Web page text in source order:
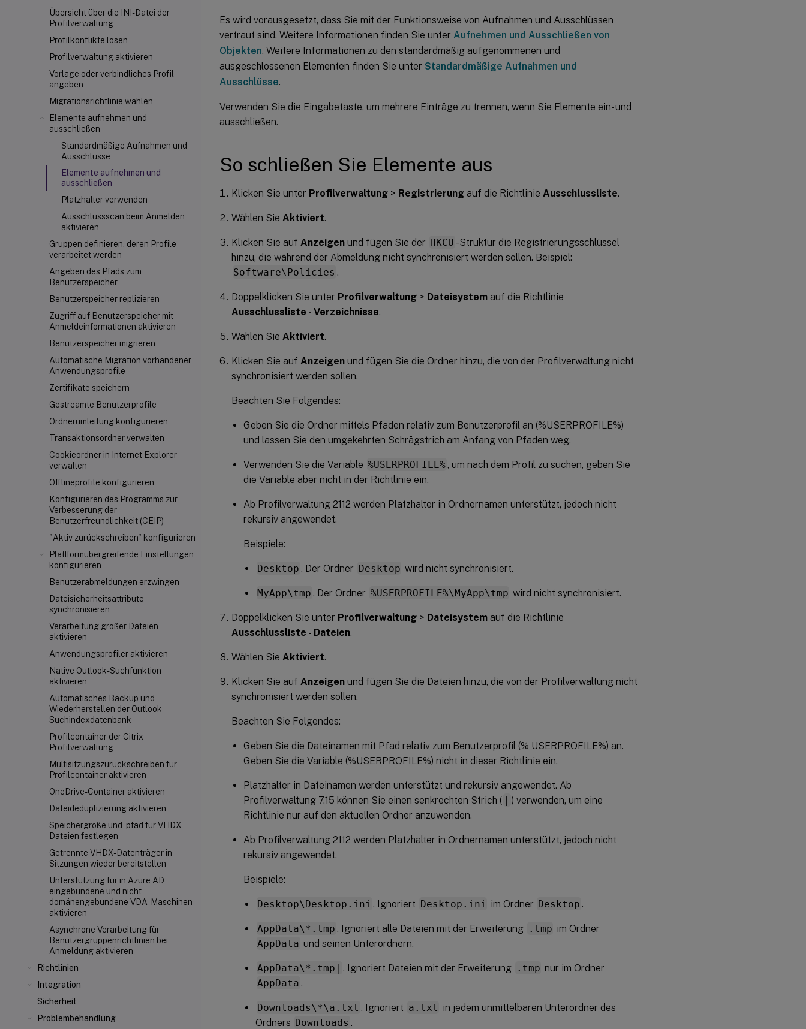
Übersicht über die INI-Datei der
Profilverwaltung
Profilkonflikte lösen
Profilverwaltung aktivieren
Vorlage oder verbindliches Profil
angeben
Migrationsrichtlinie wählen
Elemente aufnehmen und
ausschließen
Standardmäßige Aufnahmen und
Ausschlüsse
Elemente aufnehmen und
ausschließen
Platzhalter verwenden
Ausschlussscan beim Anmelden
aktivieren
Gruppen definieren, deren Profile
verarbeitet werden
Angeben des Pfads zum
Benutzerspeicher
Benutzerspeicher replizieren
Zugriff auf Benutzerspeicher mit
Anmeldeinformationen aktivieren
Benutzerspeicher migrieren
Automatische Migration vorhandener
Anwendungsprofile
Zertifikate speichern
Gestreamte Benutzerprofile
Ordnerumleitung konfigurieren
Transaktionsordner verwalten
Cookieordner in Internet Explorer
verwalten
Offlineprofile konfigurieren
Konfigurieren des Programms zur
Verbesserung der
Benutzerfreundlichkeit (CEIP)
"Aktiv zurückschreiben" konfigurieren
Plattformübergreifende Einstellungen
konfigurieren
Benutzerabmeldungen erzwingen
Dateisicherheitsattribute
synchronisieren
Verarbeitung großer Dateien
aktivieren
Anwendungsprofiler aktivieren
Native Outlook-Suchfunktion
aktivieren
Automatisches Backup und
Wiederherstellen der Outlook-
Suchindexdatenbank
Profilcontainer der Citrix
Profilverwaltung
Multisitzungszurückschreiben für
Profilcontainer aktivieren
OneDrive-Container aktivieren
Dateideduplizierung aktivieren
Speichergröße und -pfad für VHDX-
Dateien festlegen
Getrennte VHDX-Datenträger in
Sitzungen wieder bereitstellen
Unterstützung für in Azure AD
eingebundene und nicht
domänengebundene VDA-Maschinen
aktivieren
Asynchrone Verarbeitung für
Benutzergruppenrichtlinien bei
Anmeldung aktivieren
Richtlinien
Integration
Sicherheit
Problembehandlung
Es wird vorausgesetzt, dass Sie mit der Funktionsweise von Aufnahmen und Ausschlüssen
vertraut sind. Weitere Informationen finden Sie unter Aufnehmen und Ausschließen von
Objekten. Weitere Informationen zu den standardmäßig aufgenommenen und
ausgeschlossenen Elementen finden Sie unter Standardmäßige Aufnahmen und
Ausschlüsse.
Verwenden Sie die Eingabetaste, um mehrere Einträge zu trennen, wenn Sie Elemente ein- und
ausschließen.
So schließen Sie Elemente aus
Klicken Sie unter Profilverwaltung > Registrierung auf die Richtlinie Ausschlussliste.
Wählen Sie Aktiviert.
Klicken Sie auf Anzeigen und fügen Sie der HKCU -Struktur die Registrierungsschlüssel
hinzu, die während der Abmeldung nicht synchronisiert werden sollen. Beispiel:
Software\Policies .
Doppelklicken Sie unter Profilverwaltung > Dateisystem auf die Richtlinie
Ausschlussliste - Verzeichnisse.
Wählen Sie Aktiviert.
Klicken Sie auf Anzeigen und fügen Sie die Ordner hinzu, die von der Profilverwaltung nicht
synchronisiert werden sollen.
Beachten Sie Folgendes:
Geben Sie die Ordner mittels Pfaden relativ zum Benutzerprofil an (%USERPROFILE%)
und lassen Sie den umgekehrten Schrägstrich am Anfang von Pfaden weg.
Verwenden Sie die Variable %USERPROFILE% , um nach dem Profil zu suchen, geben Sie
die Variable aber nicht in der Richtlinie ein.
Ab Profilverwaltung 2112 werden Platzhalter in Ordnernamen unterstützt, jedoch nicht
rekursiv angewendet.
Beispiele:
Desktop . Der Ordner Desktop wird nicht synchronisiert.
MyApp\tmp . Der Ordner %USERPROFILE%\MyApp\tmp wird nicht synchronisiert.
Doppelklicken Sie unter Profilverwaltung > Dateisystem auf die Richtlinie
Ausschlussliste - Dateien.
Wählen Sie Aktiviert.
Klicken Sie auf Anzeigen und fügen Sie die Dateien hinzu, die von der Profilverwaltung nicht
synchronisiert werden sollen.
Beachten Sie Folgendes:
Geben Sie die Dateinamen mit Pfad relativ zum Benutzerprofil (% USERPROFILE%) an.
Geben Sie die Variable (%USERPROFILE%) nicht in dieser Richtlinie ein.
Platzhalter in Dateinamen werden unterstützt und rekursiv angewendet. Ab
Profilverwaltung 7.15 können Sie einen senkrechten Strich ( | ) verwenden, um eine
Richtlinie nur auf den aktuellen Ordner anzuwenden.
Ab Profilverwaltung 2112 werden Platzhalter in Ordnernamen unterstützt, jedoch nicht
rekursiv angewendet.
Beispiele:
Desktop\Desktop.ini . Ignoriert Desktop.ini im Ordner Desktop .
AppData\*.tmp . Ignoriert alle Dateien mit der Erweiterung .tmp im Ordner
AppData und seinen Unterordnern.
AppData\*.tmp| . Ignoriert Dateien mit der Erweiterung .tmp nur im Ordner
AppData .
Downloads\*\a.txt . Ignoriert a.txt in jedem unmittelbaren Unterordner des
Ordners Downloads .